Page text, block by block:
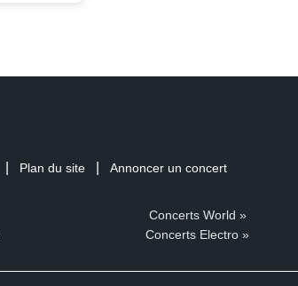
Plan du site Annoncer un concert
Concerts World »
Concerts Electro »